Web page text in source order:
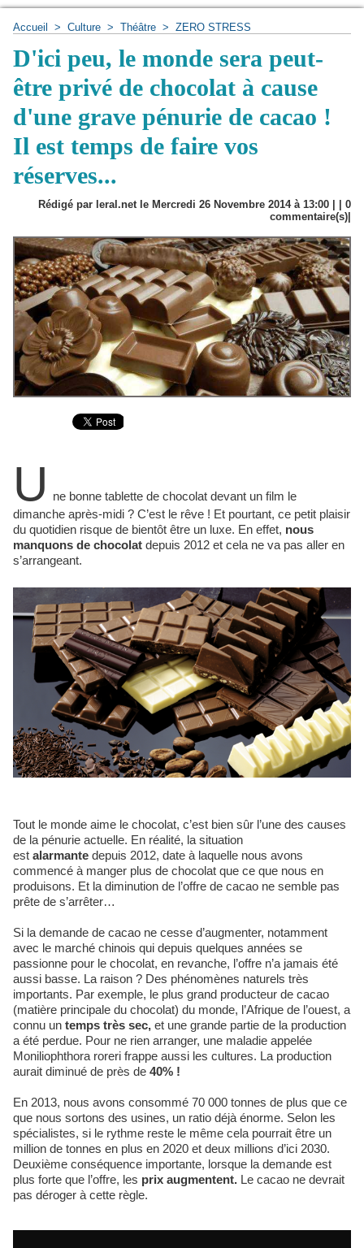
Accueil > Culture > Théâtre > ZERO STRESS
D'ici peu, le monde sera peut-
être privé de chocolat à cause
d'une grave pénurie de cacao !
Il est temps de faire vos
réserves...
Rédigé par leral.net le Mercredi 26 Novembre 2014 à 13:00 | | 0
commentaire(s)|
U
ne bonne tablette de chocolat devant un film le
dimanche après-midi ? C’est le rêve ! Et pourtant, ce petit plaisir
du quotidien risque de bientôt être un luxe. En effet, nous
manquons de chocolat depuis 2012 et cela ne va pas aller en
s’arrangeant.
Tout le monde aime le chocolat, c’est bien sûr l’une des causes
de la pénurie actuelle. En réalité, la situation
est alarmante depuis 2012, date à laquelle nous avons
commencé à manger plus de chocolat que ce que nous en
produisons. Et la diminution de l’offre de cacao ne semble pas
prête de s’arrêter…
Si la demande de cacao ne cesse d’augmenter, notamment
avec le marché chinois qui depuis quelques années se
passionne pour le chocolat, en revanche, l’offre n’a jamais été
aussi basse. La raison ? Des phénomènes naturels très
importants. Par exemple, le plus grand producteur de cacao
(matière principale du chocolat) du monde, l’Afrique de l’ouest, a
connu un temps très sec, et une grande partie de la production
a été perdue. Pour ne rien arranger, une maladie appelée
Moniliophthora roreri frappe aussi les cultures. La production
aurait diminué de près de 40% !
En 2013, nous avons consommé 70 000 tonnes de plus que ce
que nous sortons des usines, un ratio déjà énorme. Selon les
spécialistes, si le rythme reste le même cela pourrait être un
million de tonnes en plus en 2020 et deux millions d’ici 2030.
Deuxième conséquence importante, lorsque la demande est
plus forte que l’offre, les prix augmentent. Le cacao ne devrait
pas déroger à cette règle.